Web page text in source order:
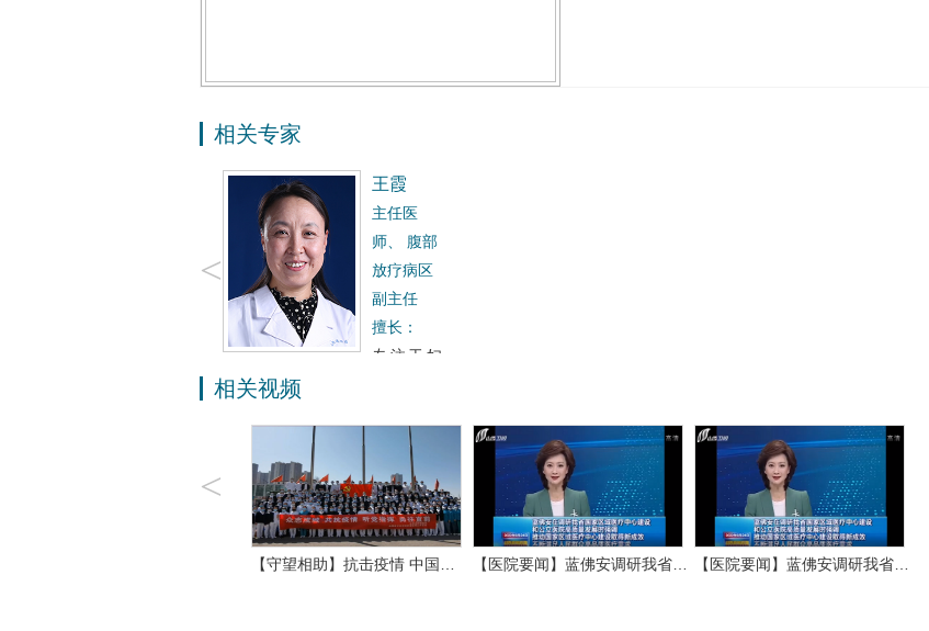
相关专家
王霞
主任医
师、
腹部
放疗病区
副主任
擅长：
专注于妇
科恶性肿…
电话
<
相关视频
【守望相助】抗击疫情 中国…
【医院要闻】蓝佛安调研我省…
【医院要闻】蓝佛安调研我省…
<